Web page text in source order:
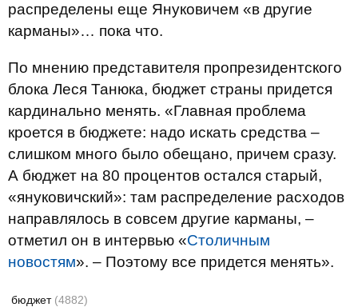
распределены еще Януковичем «в другие
карманы»… пока что.
По мнению представителя пропрезидентского
блока Леся Танюка, бюджет страны придется
кардинально менять. «Главная проблема
кроется в бюджете: надо искать средства –
слишком много было обещано, причем сразу.
А бюджет на 80 процентов остался старый,
«януковичский»: там распределение расходов
направлялось в совсем другие карманы, –
отметил он в интервью «Столичным
новостям». – Поэтому все придется менять».
бюджет (4882)